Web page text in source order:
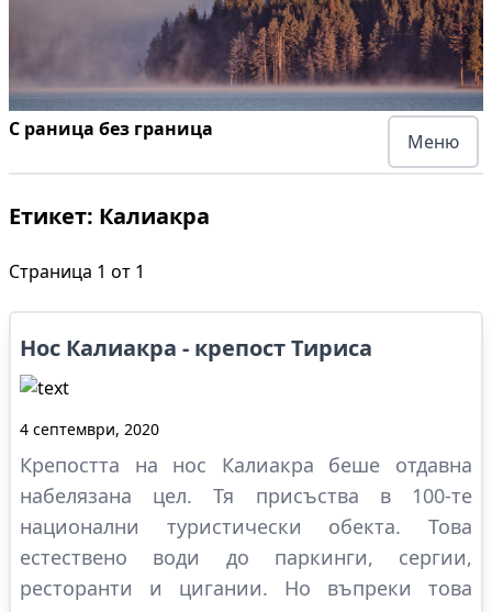
С раница без граница
Меню
Етикет: Калиакра
Страница 1 от 1
Нос Калиакра - крепост Тириса
4 септември, 2020
Крепостта на нос Калиакра беше отдавна
набелязана цел. Тя присъства в 100-те
национални туристически обекта. Това
естествено води до паркинги, сергии,
ресторанти и цигании. Но въпреки това